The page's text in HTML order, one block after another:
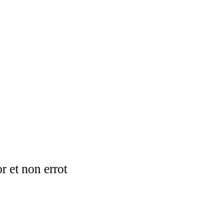
et non errot